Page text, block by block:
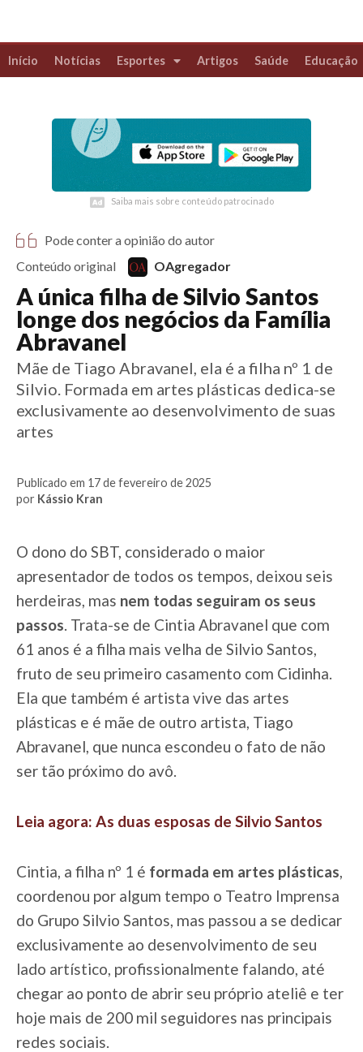
Início Notícias Esportes Artigos Saúde Educação
Saiba mais sobre conteúdo patrocinado
Saiba mais sobre conteúdo patrocinado
Pode conter a opinião do autor
Conteúdo original
OAgregador
A única filha de Silvio Santos
longe dos negócios da Família
Abravanel
Mãe de Tiago Abravanel, ela é a filha nº 1 de
Silvio. Formada em artes plásticas dedica-se
exclusivamente ao desenvolvimento de suas
artes
Publicado em 17 de fevereiro de 2025
por Kássio Kran
O dono do SBT, considerado o maior
apresentador de todos os tempos, deixou seis
herdeiras, mas nem todas seguiram os seus
passos. Trata-se de Cintia Abravanel que com
61 anos é a filha mais velha de Silvio Santos,
fruto de seu primeiro casamento com Cidinha.
Ela que também é artista vive das artes
plásticas e é mãe de outro artista, Tiago
Abravanel, que nunca escondeu o fato de não
ser tão próximo do avô.
Leia agora: As duas esposas de Silvio Santos
Cintia, a filha nº 1 é formada em artes plásticas,
coordenou por algum tempo o Teatro Imprensa
do Grupo Silvio Santos, mas passou a se dedicar
exclusivamente ao desenvolvimento de seu
lado artístico, profissionalmente falando, até
chegar ao ponto de abrir seu próprio ateliê e ter
hoje mais de 200 mil seguidores nas principais
redes sociais.